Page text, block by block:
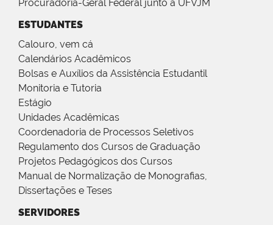
Procuradoria-Geral Federal junto a UFVJM
ESTUDANTES
Calouro, vem cá
Calendários Acadêmicos
Bolsas e Auxílios da Assistência Estudantil
Monitoria e Tutoria
Estágio
Unidades Acadêmicas
Coordenadoria de Processos Seletivos
Regulamento dos Cursos de Graduação
Projetos Pedagógicos dos Cursos
Manual de Normalização de Monografias,
Dissertações e Teses
SERVIDORES